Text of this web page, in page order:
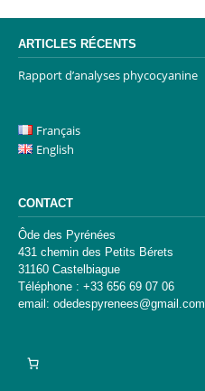
ARTICLES RÉCENTS
Rapport d’analyses phycocyanine
Français
English
CONTACT
Ôde des Pyrénées
431 chemin des Petits Bérets
31160 Castelbiague
Téléphone : +33 656 69 07 06
email: odedespyrenees@gmail.com